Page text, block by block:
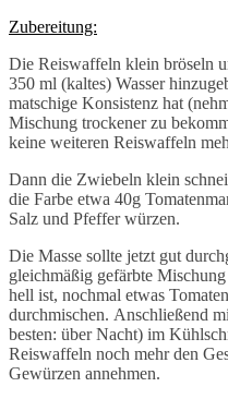
Zubereitung:
Die Reiswaffeln klein bröseln
350 ml (kaltes) Wasser
matschige Konsistenz hat
Mischung trockener zu
keine weiteren Reiswaffeln
Dann die Zwiebeln klein
die Farbe etwa 40g
Salz und Pfeffer würzen.
Die Masse sollte jetzt gut
gleichmäßig gefärbte
hell ist, nochmal etwas
durchmischen. Anschließend
besten: über Nacht) im
Reiswaffeln noch mehr den
Gewürzen annehmen.